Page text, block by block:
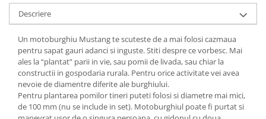
Chiuvete bucatarie compozit
Chiuvete inox
Coloane de dus
Robineti
Scari
Tapet 3D Autoadeziv
Climatizare si echipamente de
incalzire
Descriere
Un motoburghiu Mustang te scuteste de a mai folosi cazmaua
pentru sapat gauri adanci si inguste. Stiti despre ce vorbesc. Mai
ales la “plantat” parii in vie, sau pomii de livada, sau chiar la
constructii in gospodaria rurala. Pentru orice activitate vei avea
nevoie de diamentre diferite ale burghiului.
Pentru plantarea pomilor tineri puteti folosi si diametre mai mici,
de 100 mm (nu se include in set). Motoburghiul poate fi purtat si